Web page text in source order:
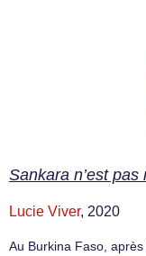
Sankara n’est pas
Lucie Viver, 2020
Au Burkina Faso, après